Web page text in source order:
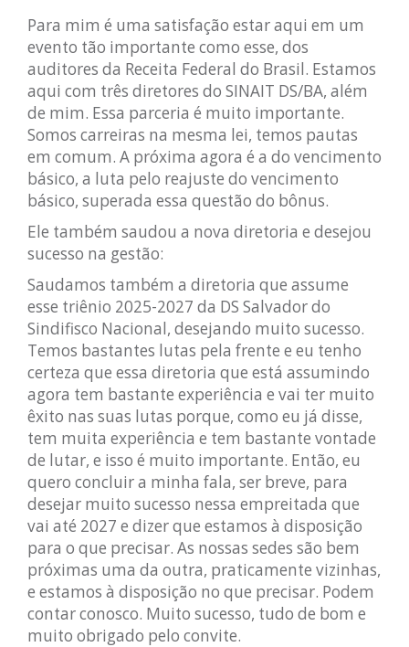
Para mim é uma satisfação estar aqui em um
evento tão importante como esse, dos
auditores da Receita Federal do Brasil. Estamos
aqui com três diretores do SINAIT DS/BA, além
de mim. Essa parceria é muito importante.
Somos carreiras na mesma lei, temos pautas
em comum. A próxima agora é a do vencimento
básico, a luta pelo reajuste do vencimento
básico, superada essa questão do bônus.
Ele também saudou a nova diretoria e desejou
sucesso na gestão:
Saudamos também a diretoria que assume
esse triênio 2025-2027 da DS Salvador do
Sindifisco Nacional, desejando muito sucesso.
Temos bastantes lutas pela frente e eu tenho
certeza que essa diretoria que está assumindo
agora tem bastante experiência e vai ter muito
êxito nas suas lutas porque, como eu já disse,
tem muita experiência e tem bastante vontade
de lutar, e isso é muito importante. Então, eu
quero concluir a minha fala, ser breve, para
desejar muito sucesso nessa empreitada que
vai até 2027 e dizer que estamos à disposição
para o que precisar. As nossas sedes são bem
próximas uma da outra, praticamente vizinhas,
e estamos à disposição no que precisar. Podem
contar conosco. Muito sucesso, tudo de bom e
muito obrigado pelo convite.